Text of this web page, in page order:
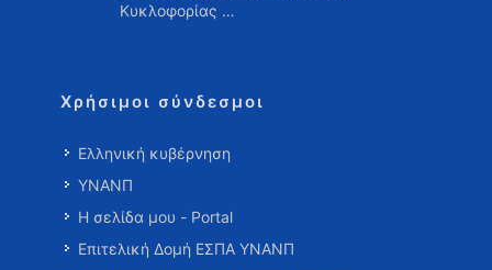
Κυκλοφορίας …
Χρήσιμοι σύνδεσμοι
Ελληνική κυβέρνηση
ΥΝΑΝΠ
Η σελίδα μου - Portal
Επιτελική Δομή ΕΣΠΑ ΥΝΑΝΠ